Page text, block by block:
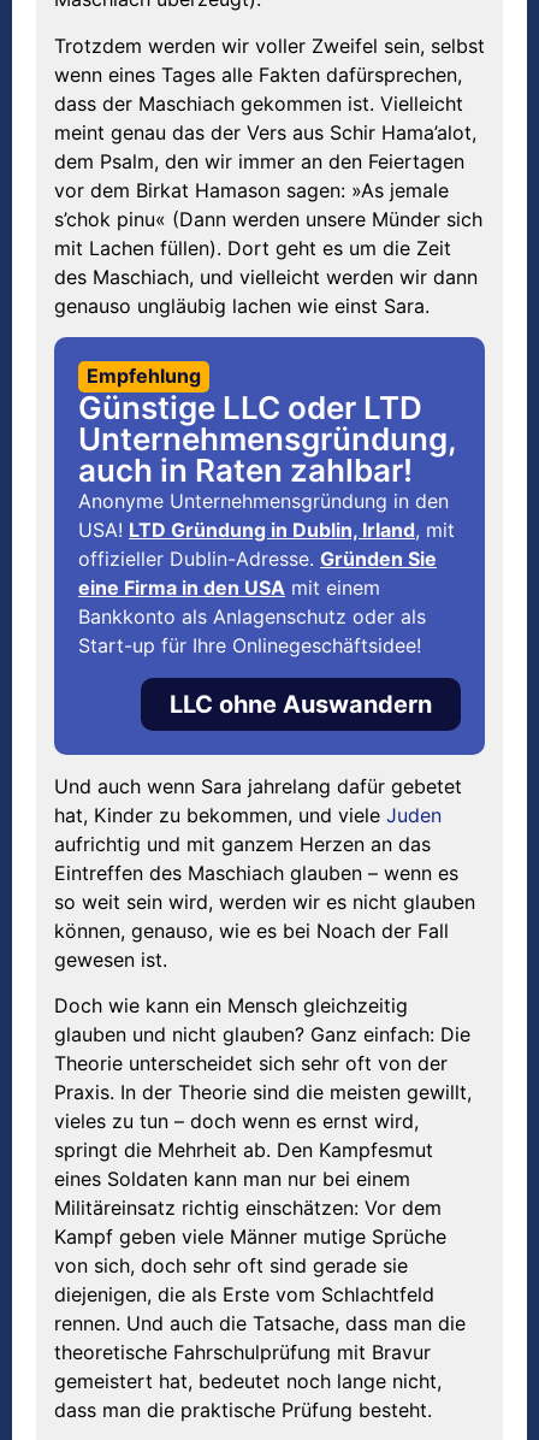
Trotzdem werden wir voller Zweifel sein, selbst
wenn eines Tages alle Fakten dafürsprechen,
dass der Maschiach gekommen ist. Vielleicht
meint genau das der Vers aus Schir Hama’alot,
dem Psalm, den wir immer an den Feiertagen
vor dem Birkat Hamason sagen: »As jemale
s’chok pinu« (Dann werden unsere Münder sich
mit Lachen füllen). Dort geht es um die Zeit
des Maschiach, und vielleicht werden wir dann
genauso ungläubig lachen wie einst Sara.
Empfehlung
Günstige LLC oder LTD
Unternehmensgründung,
auch in Raten zahlbar!
Anonyme Unternehmensgründung in den
USA! LTD Gründung in Dublin, Irland, mit
offizieller Dublin-Adresse. Gründen Sie
eine Firma in den USA mit einem
Bankkonto als Anlagenschutz oder als
Start-up für Ihre Onlinegeschäftsidee!
LLC ohne Auswandern
Und auch wenn Sara jahrelang dafür gebetet
hat, Kinder zu bekommen, und viele Juden
aufrichtig und mit ganzem Herzen an das
Eintreffen des Maschiach glauben – wenn es
so weit sein wird, werden wir es nicht glauben
können, genauso, wie es bei Noach der Fall
gewesen ist.
Doch wie kann ein Mensch gleichzeitig
glauben und nicht glauben? Ganz einfach: Die
Theorie unterscheidet sich sehr oft von der
Praxis. In der Theorie sind die meisten gewillt,
vieles zu tun – doch wenn es ernst wird,
springt die Mehrheit ab. Den Kampfesmut
eines Soldaten kann man nur bei einem
Militäreinsatz richtig einschätzen: Vor dem
Kampf geben viele Männer mutige Sprüche
von sich, doch sehr oft sind gerade sie
diejenigen, die als Erste vom Schlachtfeld
rennen. Und auch die Tatsache, dass man die
theoretische Fahrschulprüfung mit Bravur
gemeistert hat, bedeutet noch lange nicht,
dass man die praktische Prüfung besteht.